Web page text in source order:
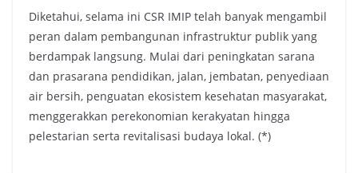
Diketahui, selama ini CSR IMIP telah banyak mengambil
peran dalam pembangunan infrastruktur publik yang
berdampak langsung. Mulai dari peningkatan sarana
dan prasarana pendidikan, jalan, jembatan, penyediaan
air bersih, penguatan ekosistem kesehatan masyarakat,
menggerakkan perekonomian kerakyatan hingga
pelestarian serta revitalisasi budaya lokal. (*)